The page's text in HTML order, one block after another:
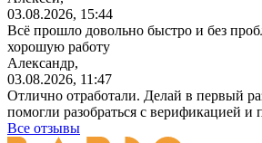
03.08.2026, 15:44
Всё прошло довольно быстро и без
хорошую работу
Александр,
03.08.2026, 11:47
Отлично отработали. Делай в первый
помогли разобраться с верификацией и
Все отзывы